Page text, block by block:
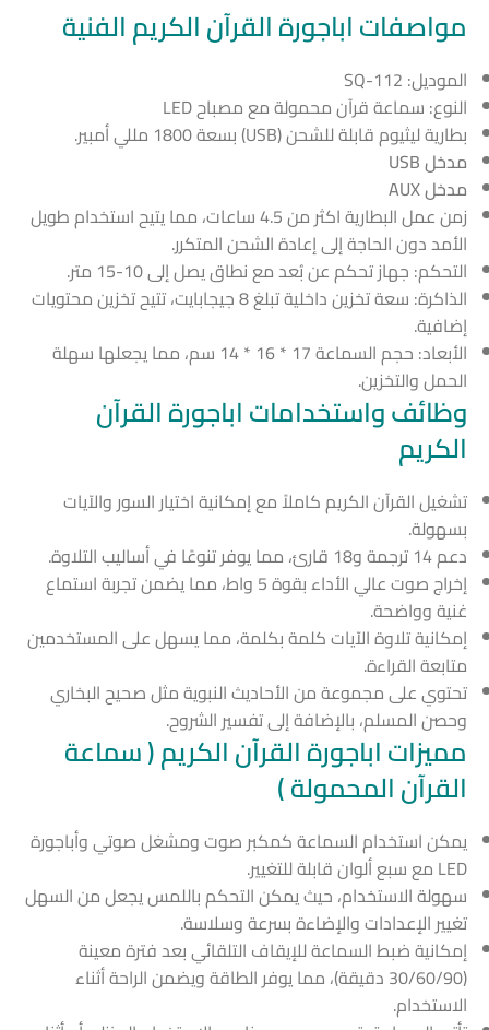
مواصفات اباجورة القرآن الكريم الفنية
الموديل: SQ-112
النوع: سماعة قرآن محمولة مع مصباح LED
بطارية ليثيوم قابلة للشحن (USB) بسعة 1800 مللي أمبير.
مدخل USB
مدخل AUX
زمن عمل البطارية اكثر من 4.5 ساعات، مما يتيح استخدام طويل
الأمد دون الحاجة إلى إعادة الشحن المتكرر.
التحكم: جهاز تحكم عن بُعد مع نطاق يصل إلى 10-15 متر.
الذاكرة: سعة تخزين داخلية تبلغ 8 جيجابايت، تتيح تخزين محتويات
إضافية.
الأبعاد: حجم السماعة 17 * 16 * 14 سم، مما يجعلها سهلة
الحمل والتخزين.
وظائف واستخدامات اباجورة القرآن
الكريم
تشغيل القرآن الكريم كاملاً مع إمكانية اختيار السور والآيات
بسهولة.
دعم 14 ترجمة و18 قارئ، مما يوفر تنوعًا في أساليب التلاوة.
إخراج صوت عالي الأداء بقوة 5 واط، مما يضمن تجربة استماع
غنية وواضحة.
إمكانية تلاوة الآيات كلمة بكلمة، مما يسهل على المستخدمين
متابعة القراءة.
تحتوي على مجموعة من الأحاديث النبوية مثل صحيح البخاري
وحصن المسلم، بالإضافة إلى تفسير الشروح.
مميزات اباجورة القرآن الكريم ( سماعة
القرآن المحمولة )
يمكن استخدام السماعة كمكبر صوت ومشغل صوتي وأباجورة
LED مع سبع ألوان قابلة للتغيير.
سهولة الاستخدام، حيث يمكن التحكم باللمس يجعل من السهل
تغيير الإعدادات والإضاءة بسرعة وسلاسة.
إمكانية ضبط السماعة للإيقاف التلقائي بعد فترة معينة
(30/60/90 دقيقة)، مما يوفر الطاقة ويضمن الراحة أثناء
الاستخدام.